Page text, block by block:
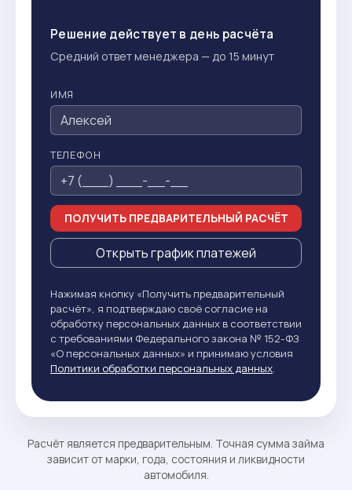
Решение действует в день расчёта
Средний ответ менеджера — до 15 минут
ИМЯ
ТЕЛЕФОН
ПОЛУЧИТЬ ПРЕДВАРИТЕЛЬНЫЙ РАСЧЁТ
Открыть график платежей
Нажимая кнопку «Получить предварительный
расчёт», я подтверждаю своё согласие на
обработку персональных данных в соответствии
с требованиями Федерального закона № 152-ФЗ
«О персональных данных» и принимаю условия
Политики обработки персональных данных.
Расчёт является предварительным. Точная сумма займа
зависит от марки, года, состояния и ликвидности
автомобиля.